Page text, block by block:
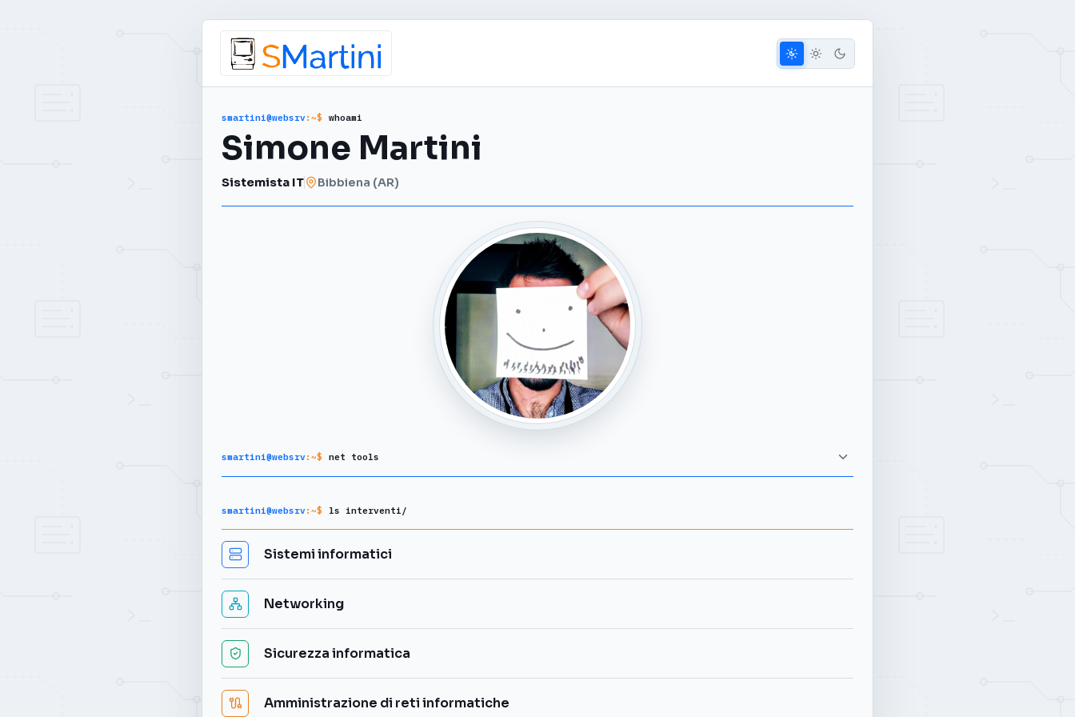
smartini@websrv:~$ whoami
Simone Martini
Sistemista IT Bibbiena (AR)
smartini@websrv:~$ net tools
smartini@websrv:~$ ls interventi/
Sistemi informatici
Networking
Sicurezza informatica
Amministrazione di reti informatiche